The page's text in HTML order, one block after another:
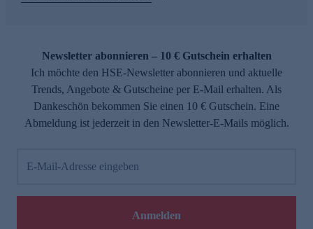
Newsletter abonnieren – 10 € Gutschein erhalten
Ich möchte den HSE-Newsletter abonnieren und aktuelle
Trends, Angebote & Gutscheine per E-Mail erhalten. Als
Dankeschön bekommen Sie einen 10 € Gutschein. Eine
Abmeldung ist jederzeit in den Newsletter-E-Mails möglich.
E-Mail-Adresse eingeben
Anmelden